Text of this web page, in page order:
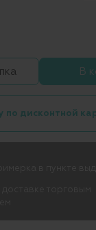
В
по дисконтной